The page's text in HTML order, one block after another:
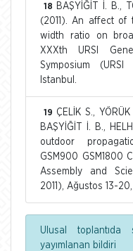
18
BAŞYİĞİT İ. B.,
(2011). An affect
width ratio on
XXXth URSI
Symposium (URSI
Istanbul.
19 ÇELİK S.,
BAŞYİĞİT İ. B.,
outdoor
GSM900 GSM1800
Assembly and
2011), Ağustos 13-20,
Ulusal
yayımlanan bildiri